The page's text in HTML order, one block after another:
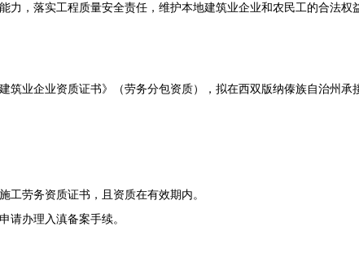
，落实工程质量安全责任，维护本地建筑业企业和农民工的合法权
筑业企业资质证书》（劳务分包资质），拟在西双版纳傣族自治州
工劳务资质证书，且资质在有效期内。
请办理入滇备案手续。